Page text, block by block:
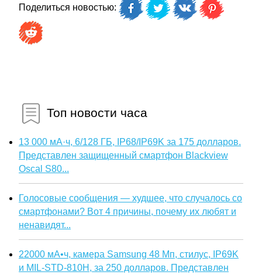
Поделиться новостью:
Топ новости часа
13 000 мА·ч, 6/128 ГБ, IP68/IP69K за 175 долларов.
Представлен защищенный смартфон Blackview
Oscal S80...
Голосовые сообщения — худшее, что случалось со
смартфонами? Вот 4 причины, почему их любят и
ненавидят...
22000 мА•ч, камера Samsung 48 Мп, стилус, IP69K
и MIL-STD-810H, за 250 долларов. Представлен